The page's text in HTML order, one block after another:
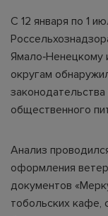
С 12 января по 1
Ямало‑Ненецкому
округам
общественного
Анализ
оформления
документов
тобольских кафе,